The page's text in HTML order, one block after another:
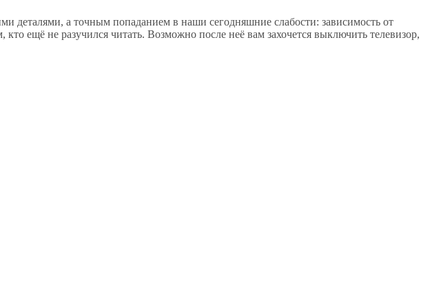
деталями, а точным попаданием в наши сегодняшние слабости: зависимость от
ещё не разучился читать. Возможно после неё вам захочется выключить телевизор,